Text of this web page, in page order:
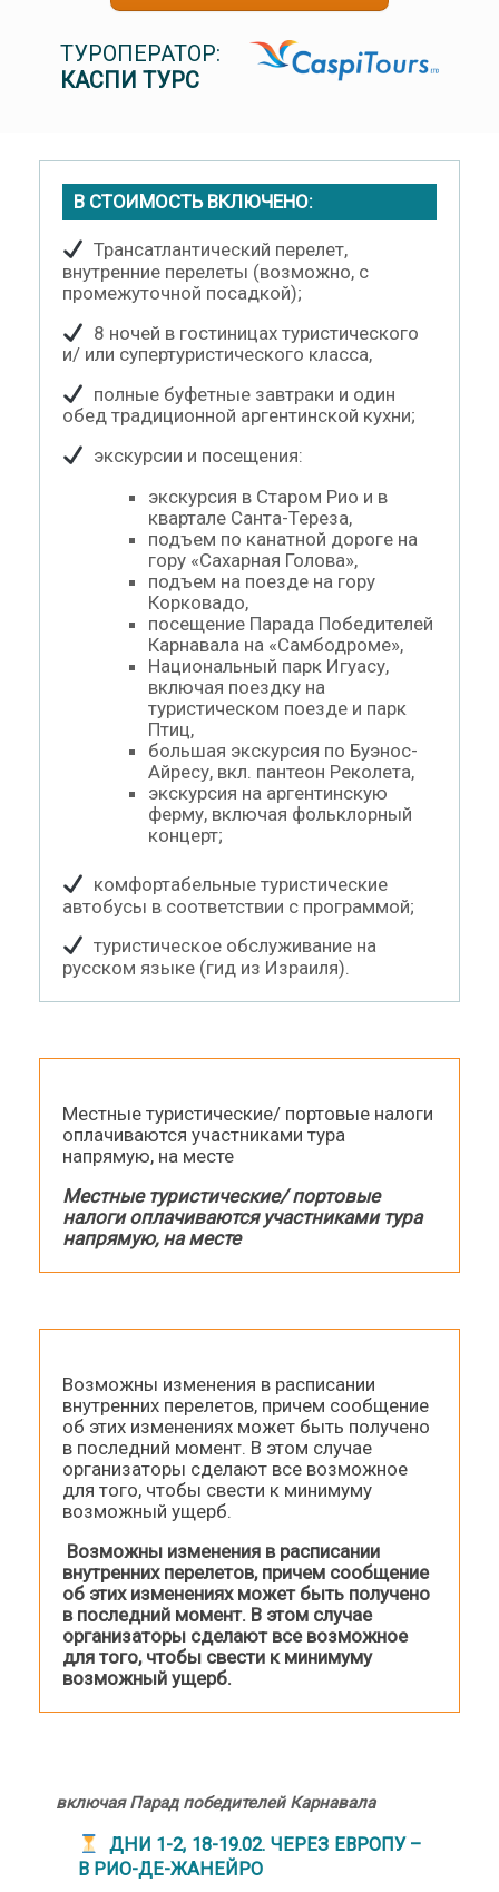
ТУРОПЕРАТОР:
КАСПИ ТУРС
В СТОИМОСТЬ ВКЛЮЧЕНО:
Трансатлантический перелет,
внутренние перелеты (возможно, с
промежуточной посадкой);
8 ночей в гостиницах туристического
и/ или супертуристического класса,
полные буфетные завтраки и один
обед традиционной аргентинской кухни;
экскурсии и посещения:
экскурсия в Старом Рио и в
квартале Санта-Тереза,
подъем по канатной дороге на
гору «Сахарная Голова»,
подъем на поезде на гору
Корковадо,
посещение Парада Победителей
Карнавала на «Самбодроме»,
Национальный парк Игуасу,
включая поездку на
туристическом поезде и парк
Птиц,
большая экскурсия по Буэнос-
Айресу, вкл. пантеон Реколета,
экскурсия на аргентинскую
ферму, включая фольклорный
концерт;
комфортабельные туристические
автобусы в соответствии с программой;
туристическое обслуживание на
русском языке (гид из Израиля).
Местные туристические/ портовые налоги
оплачиваются участниками тура
напрямую, на месте
Местные туристические/ портовые
налоги оплачиваются участниками тура
напрямую, на месте
Возможны изменения в расписании
внутренних перелетов, причем сообщение
об этих изменениях может быть получено
в последний момент. В этом случае
организаторы сделают все возможное
для того, чтобы свести к минимуму
возможный ущерб.
Возможны изменения в расписании
внутренних перелетов, причем сообщение
об этих изменениях может быть получено
в последний момент. В этом случае
организаторы сделают все возможное
для того, чтобы свести к минимуму
возможный ущерб.
включая Парад победителей Карнавала
ДНИ 1-2, 18-19.02. ЧЕРЕЗ ЕВРОПУ –
В РИО-ДЕ-ЖАНЕЙРО